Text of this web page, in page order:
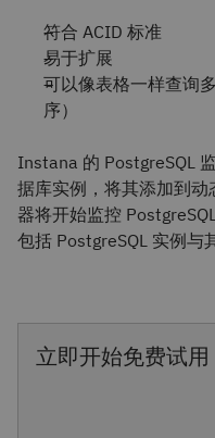
符合 ACID 标准
易于扩展
可以像表格一样查询
序）
Instana 的 PostgreSQL
据库实例，将其添加到
器将开始监控
包括 PostgreSQL 实例与
立即开始免费试用